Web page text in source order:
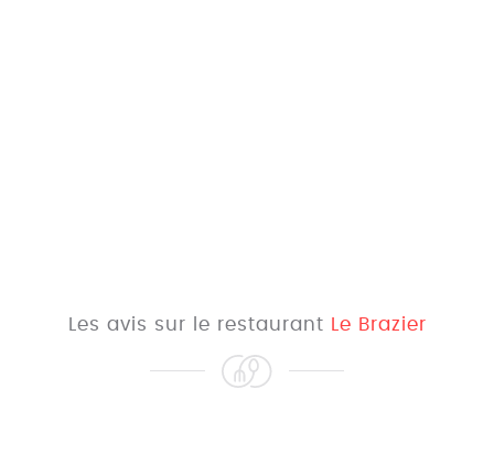
Les avis sur le restaurant Le Brazier